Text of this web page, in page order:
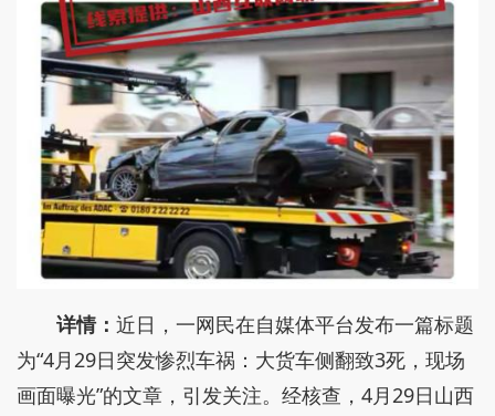
详情： 近日，一网民在自媒体平台发布一篇标题
为“4月29日突发惨烈车祸：大货车侧翻致3死，现场
画面曝光”的文章，引发关注。经核查，4月29日山西